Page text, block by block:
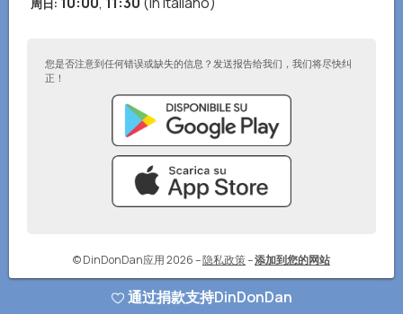
周日:
您是否注意到任何错误或缺失的信息？发送报告给我们，我们将尽快纠
正！
© DinDonDan应用 2026–隐私政策–添加到您的网站
通过捐款支持DinDonDan